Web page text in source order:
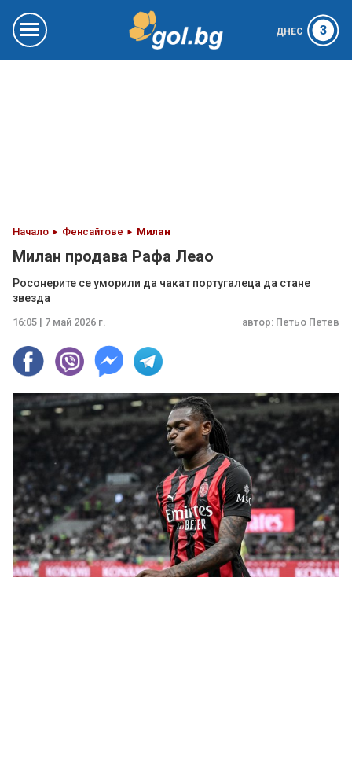
ДНЕС 3
Начало Фенсайтове Милан
Милан продава Рафа Леао
Росонерите се уморили да чакат португалеца да стане
звезда
16:05 | 7 май 2026 г. автор: Петьо Петев